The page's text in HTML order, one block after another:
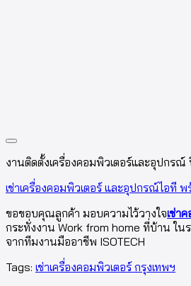
งานติดตั้งเครื่องคอมพิวเตอร์และอุปกรณ์
เช่าเครื่องคอมพิวเตอร์ และอุปกรณ์ไอที
ขอขอบคุณลูกค้า มอบความไว้วางใจเช่า
กระทั่งงาน Work from home ที่บ้าน ใน
จากทีมงานมืออาชีพ ISOTECH
Tags: เช่าเครื่องคอมพิวเตอร์ กรุงเทพฯ